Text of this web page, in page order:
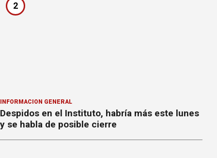
2
INFORMACION GENERAL
Despidos en el Instituto, habría más este lunes
y se habla de posible cierre